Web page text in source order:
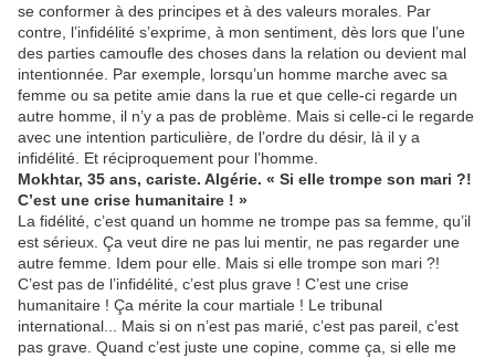
se conformer à des principes et à des valeurs morales. Par
contre, l’infidélité s’exprime, à mon sentiment, dès lors que l’une
des parties camoufle des choses dans la relation ou devient mal
intentionnée. Par exemple, lorsqu’un homme marche avec sa
femme ou sa petite amie dans la rue et que celle-ci regarde un
autre homme, il n’y a pas de problème. Mais si celle-ci le regarde
avec une intention particulière, de l’ordre du désir, là il y a
infidélité. Et réciproquement pour l’homme.
Mokhtar, 35 ans, cariste. Algérie. « Si elle trompe son mari ?!
C’est une crise humanitaire ! »
La fidélité, c’est quand un homme ne trompe pas sa femme, qu’il
est sérieux. Ça veut dire ne pas lui mentir, ne pas regarder une
autre femme. Idem pour elle. Mais si elle trompe son mari ?!
C’est pas de l’infidélité, c’est plus grave ! C’est une crise
humanitaire ! Ça mérite la cour martiale ! Le tribunal
international... Mais si on n’est pas marié, c’est pas pareil, c’est
pas grave. Quand c’est juste une copine, comme ça, si elle me